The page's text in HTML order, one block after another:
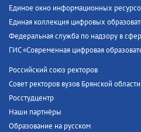
Единое окно информационных
Единая коллекция цифровых
Федеральная служба по надзору в
ГИС «Современная цифровая
Российский союз ректоров
Совет ректоров вузов Брянской области
Росстудцентр
Наши партнёры
Образование на русском